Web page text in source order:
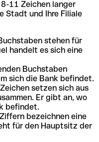
11 Zeichen langer
Stadt und Ihre Filiale
stehen für
handelt es sich eine
Buchstaben
sich die Bank befindet.
setzen sich aus
Er gibt an, wo
befindet.
bezeichnen eine
für den Hauptsitz der